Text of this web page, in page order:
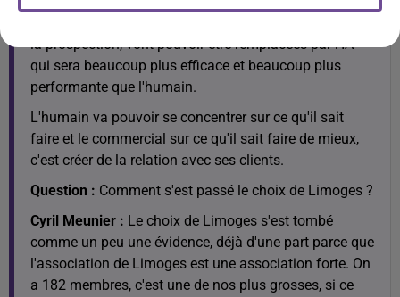
la prospection, vont pouvoir être remplacées par l'IA
qui sera beaucoup plus efficace et beaucoup plus
performante que l'humain.
L'humain va pouvoir se concentrer sur ce qu'il sait
faire et le commercial sur ce qu'il sait faire de mieux,
c'est créer de la relation avec ses clients.
Question : Comment s'est passé le choix de Limoges ?
Cyril Meunier : Le choix de Limoges s'est tombé
comme un peu une évidence, déjà d'une part parce que
l'association de Limoges est une association forte. On
a 182 membres, c'est une de nos plus grosses, si ce